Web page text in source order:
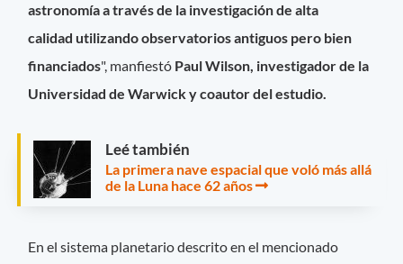
astronomíaa través de la investigación de alta
calidad utilizando observatorios antiguos pero bien
financiados", manfiestó Paul Wilson, investigador de la
Universidad de Warwick y coautor del estudio.
Leé también
La primera nave espacial que voló más allá
de la Luna hace 62 años
En el sistema planetario descrito en el mencionado